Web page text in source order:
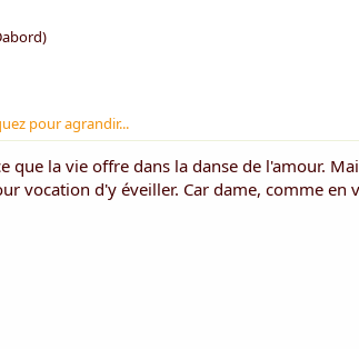
pour agrandir...
que la vie offre dans la danse de l'amour.
vocation d'y éveiller. Car dame, comme en